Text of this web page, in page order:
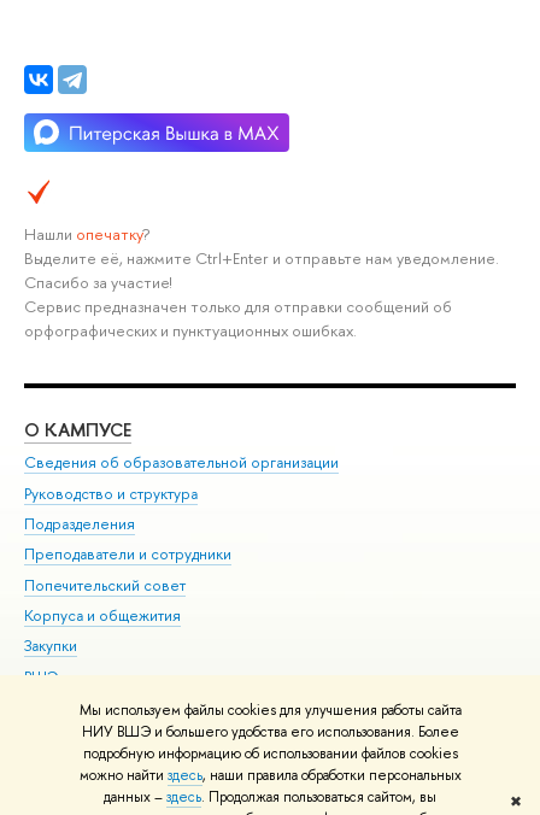
Мы используем файлы cookies для улучшения работы сайта
НИУ ВШЭ и большего удобства его использования. Более
подробную информацию об использовании файлов cookies
можно найти здесь, наши правила обработки персональных
данных –здесь. Продолжая пользоваться сайтом, вы
✖
Нашли опечатку?
Выделите её, нажмите Ctrl+Enter и отправьте нам уведомление.
Спасибо за участие!
Сервис предназначен только для отправки сообщений об
орфографических и пунктуационных ошибках.
О КАМПУСЕ
Сведения об образовательной организации
Руководство и структура
Подразделения
Преподаватели и сотрудники
Попечительский совет
Корпуса и общежития
Закупки
ВШЭ для студентов с ограниченными возможностями
здоровья и инвалидностью
Версия для слабовидящих
Единая платежная страница